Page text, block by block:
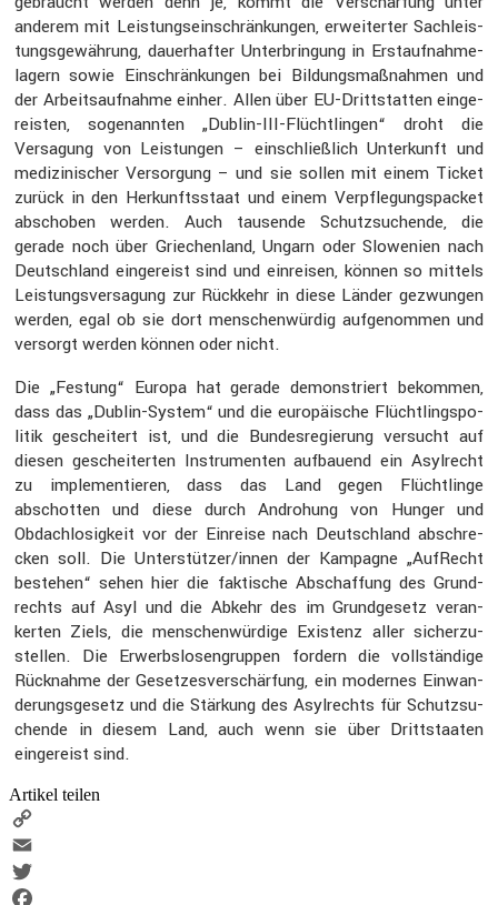
anderem mit Leistungs­ein­schrän­kungen, erwei­terter Sachleis­
tungs­ge­wäh­rung, dauer­hafter Unter­brin­gung in Erstauf­nah­me­
la­gern sowie Einschrän­kungen bei Bildungs­maß­nahmen und
der Arbeits­auf­nahme einher. Allen über EU-Dritt­statten einge­
reisten, sogenannten „Dublin-III-Flücht­lingen“ droht die
Versa­gung von Leistungen – einschließ­lich Unter­kunft und
medizi­ni­scher Versor­gung – und sie sollen mit einem Ticket
zurück in den Herkunfts­staat und einem Verpfle­gungs­pa­cket
abschoben werden. Auch tausende Schutz­su­chende, die
gerade noch über Griechen­land, Ungarn oder Slowe­nien nach
Deutsch­land einge­reist sind und einreisen, können so mittels
Leistungs­ver­sa­gung zur Rückkehr in diese Länder gezwungen
werden, egal ob sie dort menschen­würdig aufge­nommen und
versorgt werden können oder nicht.
Die „Festung“ Europa hat gerade demons­triert bekommen,
dass das „Dublin-System“ und die europäi­sche Flücht­lings­po­
litik geschei­tert ist, und die Bundes­re­gie­rung versucht auf
diesen geschei­terten Instru­menten aufbauend ein Asylrecht
zu imple­men­tieren, dass das Land gegen Flücht­linge
abschotten und diese durch Andro­hung von Hunger und
Obdach­lo­sig­keit vor der Einreise nach Deutsch­land abschre­
cken soll. Die Unterstützer/innen der Kampagne „AufRecht
bestehen“ sehen hier die fakti­sche Abschaf­fung des Grund­
rechts auf Asyl und die Abkehr des im Grund­ge­setz veran­
kerten Ziels, die menschen­wür­dige Existenz aller sicher­zu­
stellen. Die Erwerbs­lo­sen­gruppen fordern die vollstän­dige
Rücknahme der Geset­zes­ver­schär­fung, ein modernes Einwan­
de­rungs­ge­setz und die Stärkung des Asylrechts für Schutz­su­
chende in diesem Land, auch wenn sie über Dritt­staaten
einge­reist sind.
Artikel teilen
Copy
Link
Email
Twitter